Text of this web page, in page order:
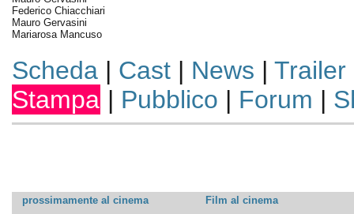
Federico Chiacchiari
Mauro Gervasini
Mariarosa Mancuso
Scheda| Cast| News | Trailer
Stampa | Pubblico | Forum |
prossimamente al cinema
Film al cinema